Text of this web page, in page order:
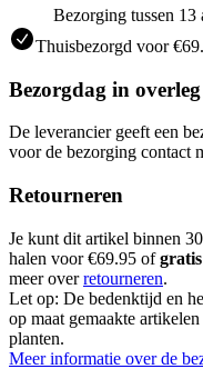
Bezorging tussen 13
Thuisbezorgd voor
Bezorgdag in
De leverancier geeft een
voor de bezorging contact
Retourneren
Je kunt dit artikel binnen
halen voor €69.95 ofgratis
meer overretourneren.
Let op: De bedenktijd en
op maat gemaakte
planten.
Meer informatie over de